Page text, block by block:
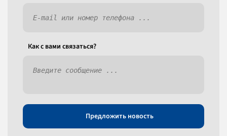
Как c вами связаться?
Предложить новость